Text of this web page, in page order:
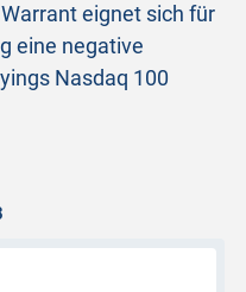
eignet sich für
eine negative
Nasdaq 100